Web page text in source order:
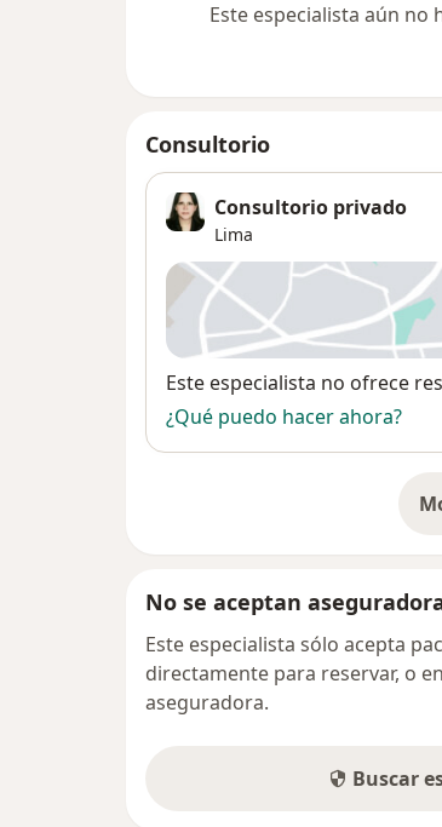
Este especialista aún
Consultorio
Consultorio privado
Lima
Disponibilidad
Este especialista no ofrece
¿Qué puedo hacer ahora?
No se aceptan
Este especialista sólo acepta
directamente para reservar, o
aseguradora.
Buscar